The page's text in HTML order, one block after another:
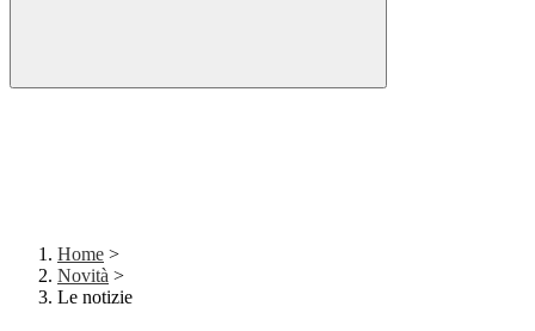
Home >
Novità >
Le notizie